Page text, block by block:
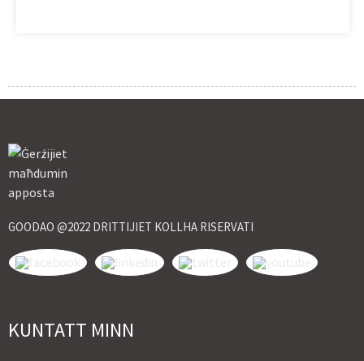
GOODAO @2022 DRITTIJIET KOLLHA RISERVATI
KUNTATT MINN